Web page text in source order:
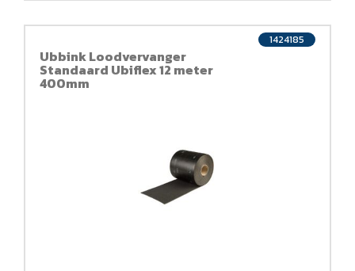
Ubbink Loodvervanger
Standaard Ubiflex 12 meter
400mm
1424185